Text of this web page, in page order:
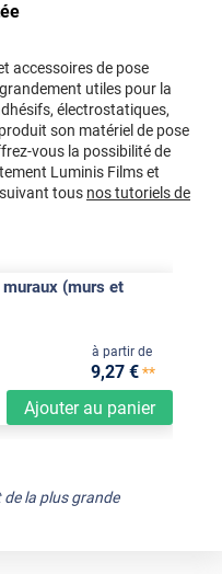
accessoires de pose
utiles pour la
électrostatiques,
son matériel de pose
vous la possibilité de
Luminis Films et
tous nos tutoriels de
(murs et
Ajouter au panier
à partir de
9,27 €**
la plus grande